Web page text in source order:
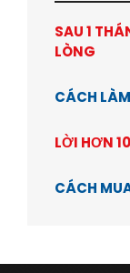
SAU 1
LÒNG
CÁCH
LỜI HƠN
CÁCH